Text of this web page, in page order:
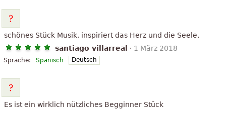
schönes Stück Musik, inspiriert das Herz und die Seele.
santiago villarreal
· 1 März 2018
Sprache: Spanisch Deutsch
Es ist ein wirklich nützliches Begginner Stück